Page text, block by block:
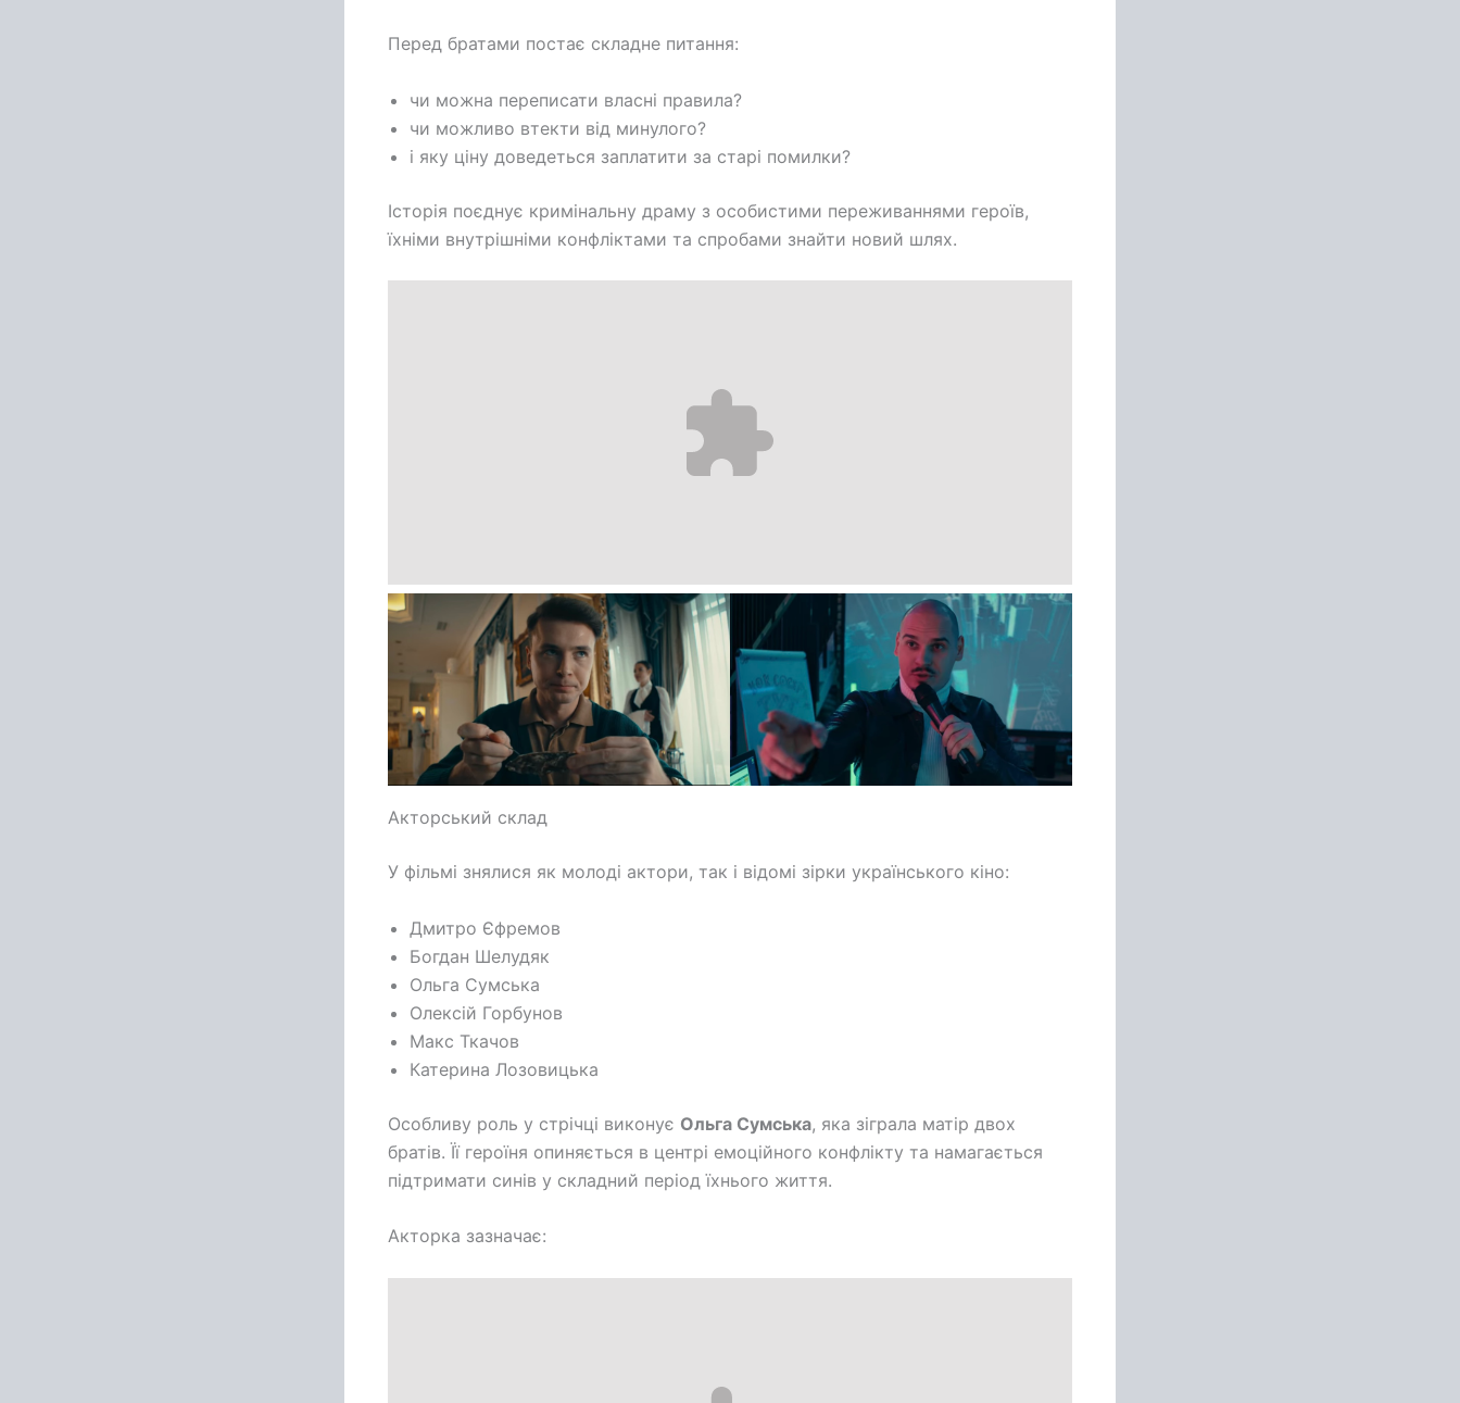
Перед братами постає складне питання:
чи можна переписати власні правила?
чи можливо втекти від минулого?
і яку ціну доведеться заплатити за старі помилки?
Історія поєднує кримінальну драму з особистими переживаннями героїв,
їхніми внутрішніми конфліктами та спробами знайти новий шлях.
Акторський склад
У фільмі знялися як молоді актори, так і відомі зірки українського кіно:
Дмитро Єфремов
Богдан Шелудяк
Ольга Сумська
Олексій Горбунов
Макс Ткачов
Катерина Лозовицька
Особливу роль у стрічці виконує Ольга Сумська, яка зіграла матір двох
братів. Її героїня опиняється в центрі емоційного конфлікту та намагається
підтримати синів у складний період їхнього життя.
Акторка зазначає: